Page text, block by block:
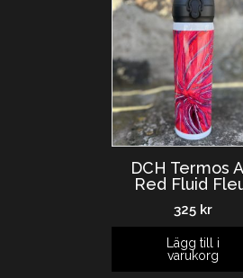
DCH Termos
Red Fluid
325 kr
Lägg till i
varukorg